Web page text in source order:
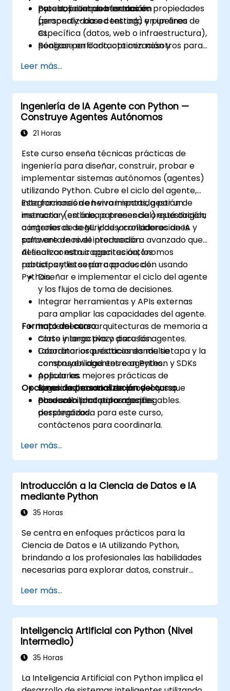
pytest, pruebas basadas en propiedades
(property-based testing) y pipelines de
CI.
Realizar perfilado, optimización y
para producción.
Empaquetar, distribuir e implementar
proyectos Python utilizando
herramientas modernas y contenedores.
pruebas e implementación.
Para solicitar una formación
personalizada o centrada en un área
específica (datos, web o infraestructura),
póngase en contacto con nosotros para
Leer más...
Ingeniería de IA Agente con Python —
Construye Agentes Autónomos
21 Horas
Este curso enseña técnicas prácticas de
ingeniería para diseñar, construir, probar e
implementar sistemas autónomos (agentes)
utilizando Python. Cubre el ciclo del agente,
integraciones de herramientas, gestión de
memoria y estado, patrones de orquestación,
controles de seguridad y consideraciones
para entornos de producción.
Esta formación en vivo impartida por un
instructor (en línea o presencial) está dirigida
a ingenieros de ML y desarrolladores de IA y
software de nivel intermedio a avanzado que
desean construir agentes autónomos
robustos y listos para producción usando
Python.
Al finalizar esta capacitación, los
participantes serán capaces de:
Diseñar e implementar el ciclo del agente
y los flujos de toma de decisiones.
Integrar herramientas y APIs externas
para ampliar las capacidades del agente.
Implementar arquitecturas de memoria a
corto y largo plazo para los agentes.
Coordinar orquestaciones multietapa y la
composabilidad entre agentes.
Aplicar las mejores prácticas de
seguridad, control de acceso y
observabilidad para agentes
desplegados.
Formato del curso
Clase interactiva y discusión.
Laboratorios prácticos donde se
construyen agentes con Python y SDKs
populares.
Ejercicios basados en proyectos que
producen prototipos desplegables.
Opciones de personalización del curso
Para solicitar una formación
personalizada para este curso,
contáctenos para coordinarla.
Leer más...
Introducción a la Ciencia de Datos e IA
mediante Python
35 Horas
Se centra en enfoques prácticos para la
Ciencia de Datos e IA utilizando Python,
brindando a los profesionales las habilidades
necesarias para explorar datos, construir
desplegar aplicaciones impulsadas por IA en
contextos empresariales. Aborda flujos de
trabajo CRISP-DM, análisis estadístico,
aprendizaje supervisado y no supervisado,
aprendizaje profundo con TensorFlow,
procesamiento de lenguaje natural, big data
ideal para principiantes que buscan una
Leer más...
Inteligencia Artificial con Python (Nivel
Intermedio)
35 Horas
La Inteligencia Artificial con Python implica el